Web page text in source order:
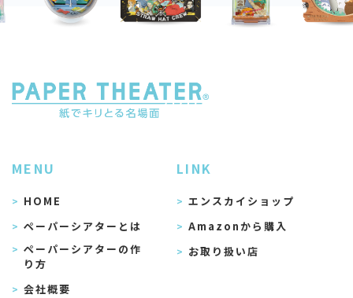
MENU
HOME
ペーパーシアターとは
ペーパーシアターの作
り方
会社概要
LINK
エンスカイショップ
Amazonから購入
お取り扱い店